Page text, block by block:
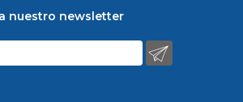
nuestro newsletter